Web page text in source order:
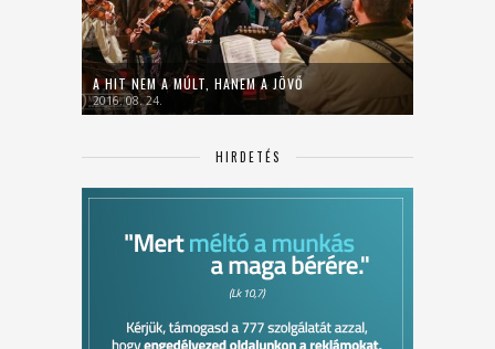
A HIT NEM A MÚLT, HANEM A JÖVŐ
2016. 08. 24.
HIRDETÉS